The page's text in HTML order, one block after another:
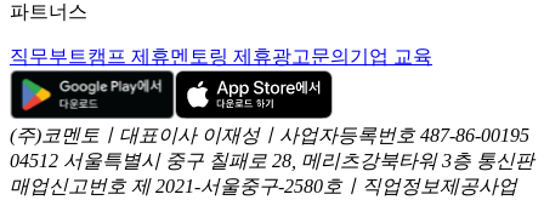
파트너스
직무부트캠프 제휴멘토링 제휴광고문의 기업 교육
(주)코멘토ㅣ대표이사 이재성ㅣ사업자등록번호 487-86-00195
04512 서울특별시 중구 칠패로 28, 메리츠강북타워 3층 통신판
매업신고번호 제 2021-서울중구-2580호ㅣ직업정보제공사업